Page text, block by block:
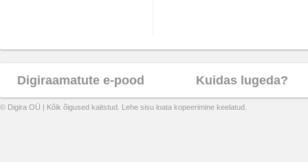
Digiraamatute e-pood Kuidas lugeda?
© Digira OÜ | Kõik õigused kaitstud. Lehe sisu loata kopeerimine keelatud.